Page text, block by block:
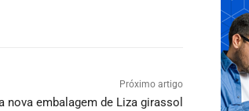
Próximo artigo
nova embalagem de Liza girassol